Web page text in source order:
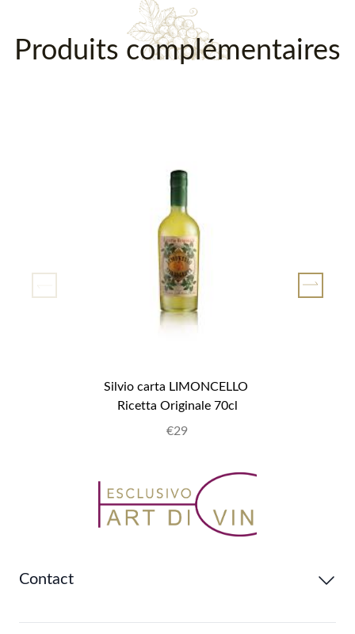
Produits complémentaires
Silvio carta LIMONCELLO
Ricetta Originale 70cl
€29
Contact